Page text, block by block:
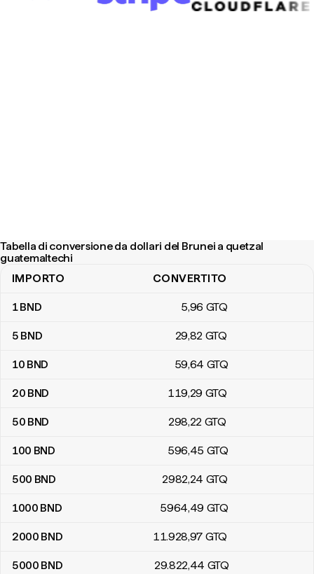
Tabella di conversione da dollari del Brunei a quetzal
guatemaltechi
Tabella di conversione da dollari del Brunei a quetzal
IMPORTO CONVERTITO
1BND 5,96 GTQ
5 BND 29,82 GTQ
10 BND 59,64 GTQ
20 BND 119,29 GTQ
50 BND 298,22 GTQ
100 BND 596,45 GTQ
500 BND 2982,24 GTQ
1000 BND 5964,49 GTQ
2000 BND 11.928,97 GTQ
5000 BND 29.822,44 GTQ